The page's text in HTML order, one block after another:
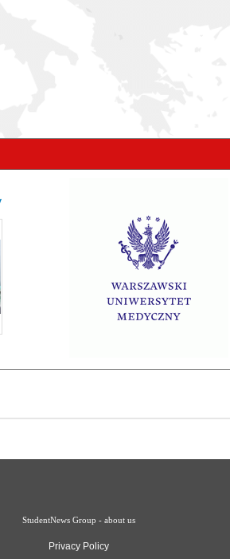
StudentNews Group - about us
Privacy Policy